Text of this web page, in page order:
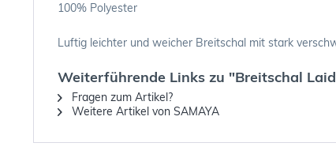
100% Polyester
Luftig leichter und weicher Breitschal mit stark
Weiterführende Links zu "Breitschal
Fragen zum Artikel?
Weitere Artikel von SAMAYA